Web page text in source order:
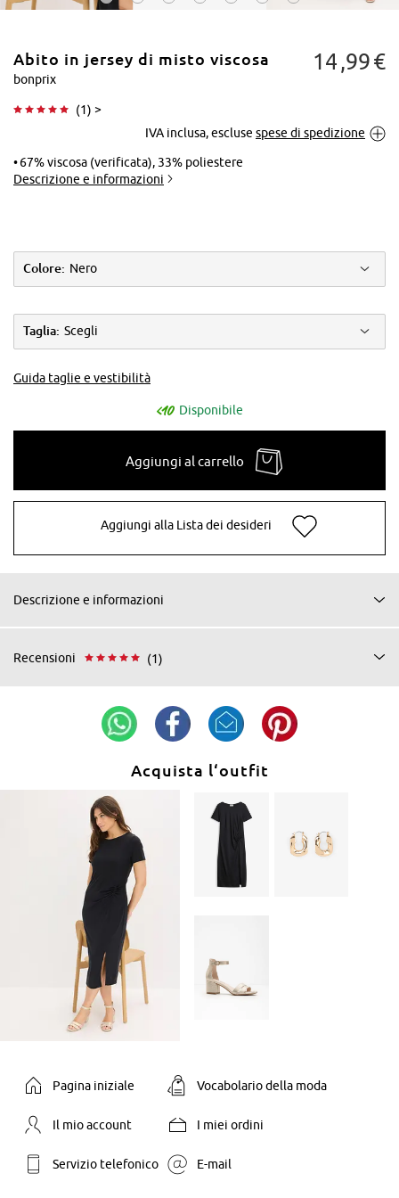
Tocca per
Abito in jersey di misto viscosa
bonprix
(1) >
14 99€
IVA inclusa, escluse spese di spedizione
67% viscosa (verificata), 33% poliestere
Descrizione e informazioni
Colore: Nero
Taglia: Scegli
Guida taglie e vestibilità
Disponibile
Aggiungi al carrello
Aggiungi alla Lista dei desideri
Descrizione e informazioni
Recensioni (1)
Acquista l‘outfit
Pagina iniziale Vocabolario della moda
Il mio account I miei ordini
Servizio telefonico E-mail